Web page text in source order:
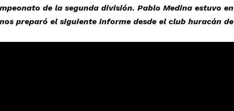
de la segunda división. Pablo Medina estuvo en
preparó el siguiente informe desde el club huracán de